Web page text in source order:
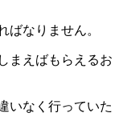
ばなりません。
まえばもらえるお
いなく行っていた